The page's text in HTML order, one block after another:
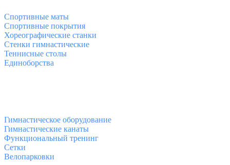
Спортивные маты
Спортивные покрытия
Хореографические станки
Стенки гимнастические
Теннисные столы
Единоборства
Гимнастическое оборудование
Гимнастические канаты
Функциональный тренинг
Сетки
Велопарковки